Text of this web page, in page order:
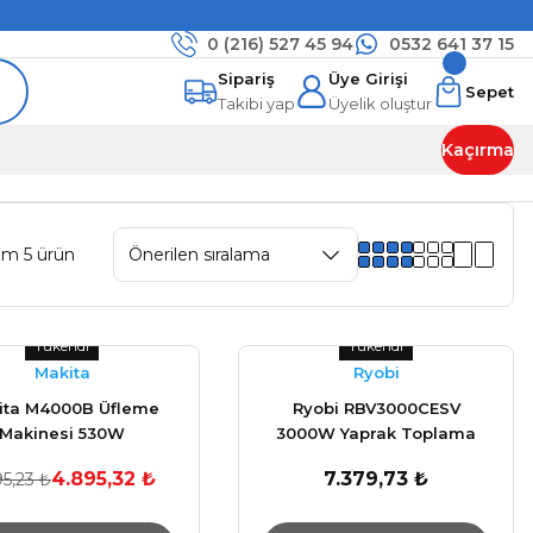
0 (216) 527 45 94 0532 641 37 15
Sipariş
Takibi yap
Üye Girişi
Üyelik oluştur
Sepet
Kaçırma
5 ürün
Tükendi
Makita
M4000B Üfleme
Makinesi 530W
₺4.895,32 ₺
Tükendi
Ryobi
Ryobi RBV3000CESV
3000W Yaprak Toplama
7.379,73 ₺